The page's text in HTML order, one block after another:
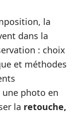
la
dans la
: choix
et méthodes
photo en
la retouche,